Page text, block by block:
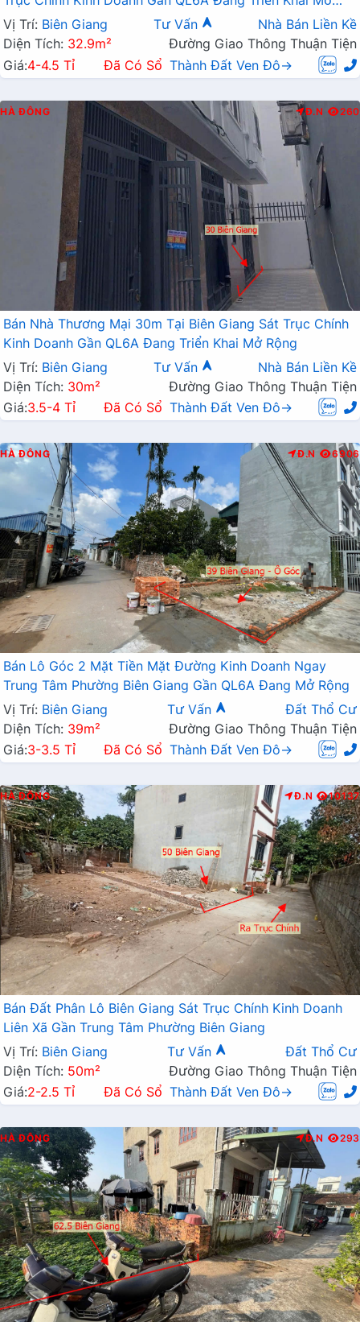
Rộng
Vị Trí: Biên Giang Tư Vấn
Nhà Bán Liền Kề
Diện Tích: 32.9m²
Đường Giao Thông Thuận Tiện
Giá:4-4.5 Tỉ Đã Có Sổ Thành Đất Ven Đô→
HÀ ĐÔNG Đ.N 260
Bán Nhà Thương Mại 30m Tại Biên Giang Sát Trục Chính
Kinh Doanh Gần QL6A Đang Triển Khai Mở Rộng
Vị Trí: Biên Giang Tư Vấn
Nhà Bán Liền Kề
Diện Tích: 30m²
Đường Giao Thông Thuận Tiện
Giá:3.5-4 Tỉ Đã Có Sổ Thành Đất Ven Đô→
HÀ ĐÔNG Đ.N 6906
Bán Lô Góc 2 Mặt Tiền Mặt Đường Kinh Doanh Ngay
Trung Tâm Phường Biên Giang Gần QL6A Đang Mở Rộng
Vị Trí: Biên Giang Tư Vấn
Đất Thổ Cư
Diện Tích: 39m²
Đường Giao Thông Thuận Tiện
Giá:3-3.5 Tỉ Đã Có Sổ Thành Đất Ven Đô→
HÀ ĐÔNG Đ.N 10137
Bán Đất Phân Lô Biên Giang Sát Trục Chính Kinh Doanh
Liên Xã Gần Trung Tâm Phường Biên Giang
Vị Trí: Biên Giang Tư Vấn
Đất Thổ Cư
Diện Tích: 50m²
Đường Giao Thông Thuận Tiện
Giá:2-2.5 Tỉ Đã Có Sổ Thành Đất Ven Đô→
HÀ ĐÔNG Đ.N 293